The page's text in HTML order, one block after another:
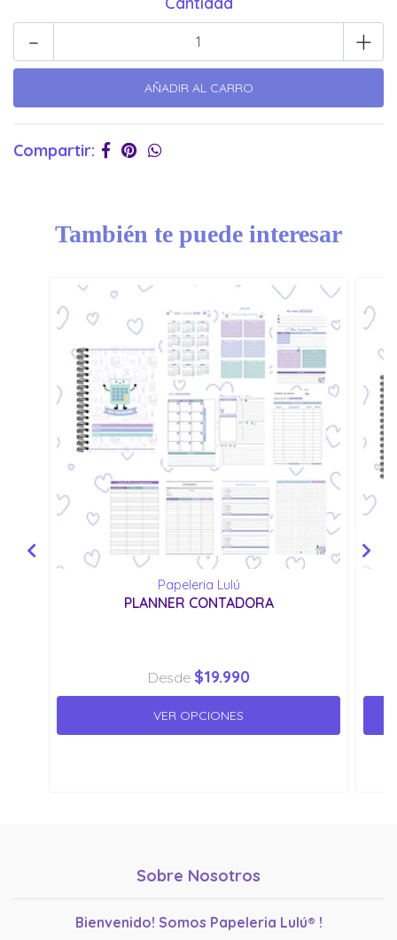
+
-
Compartir:
También te puede interesar
Papeleria Lulú
PLANNER CONTADORA
Desde $19.990
VER OPCIONES
Sobre Nosotros
Bienvenido! Somos Papeleria Lulú® !